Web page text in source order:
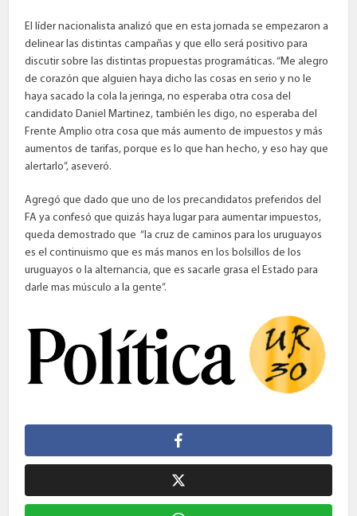
El líder nacionalista analizó que en esta jornada se empezaron a
delinear las distintas campañas y que ello será positivo para
discutir sobre las distintas propuestas programáticas. “Me alegro
de corazón que alguien haya dicho las cosas en serio y no le
haya sacado la cola la jeringa, no esperaba otra cosa del
candidato Daniel Martinez, también les digo, no esperaba del
Frente Amplio otra cosa que más aumento de impuestos y más
aumentos de tarifas, porque es lo que han hecho, y eso hay que
alertarlo”, aseveró.
Agregó que dado que uno de los precandidatos preferidos del
FA ya confesó que quizás haya lugar para aumentar impuestos,
queda demostrado que “la cruz de caminos para los uruguayos
es el continuismo que es más manos en los bolsillos de los
uruguayos o la alternancia, que es sacarle grasa el Estado para
darle mas músculo a la gente”.